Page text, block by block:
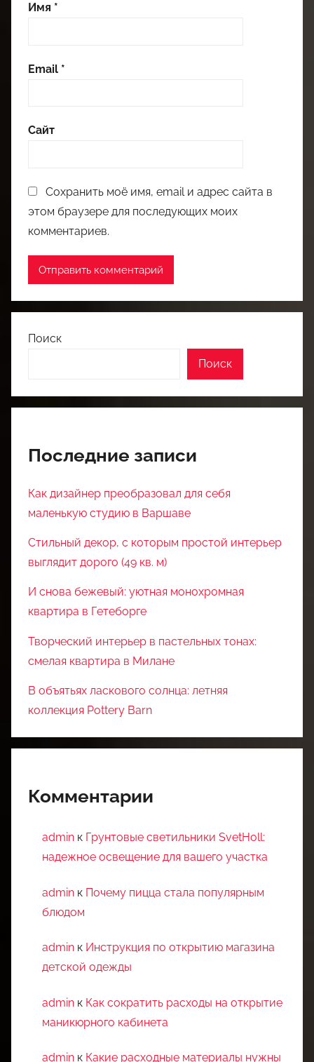
Имя *
Email *
Сайт
Сохранить моё имя, email и адрес сайта в
этом браузере для последующих моих
комментариев.
Поиск
Поиск
Последние записи
Как дизайнер преобразовал для себя
маленькую студию в Варшаве
Стильный декор, с которым простой интерьер
выглядит дорого (49 кв. м)
И снова бежевый: уютная монохромная
квартира в Гетеборге
Творческий интерьер в пастельных тонах:
смелая квартира в Милане
В объятьях ласкового солнца: летняя
коллекция Pottery Barn
Комментарии
admin к Грунтовые светильники SvetHoll:
надежное освещение для вашего участка
admin к Почему пицца стала популярным
блюдом
admin к Инструкция по открытию магазина
детской одежды
admin к Как сократить расходы на открытие
маникюрного кабинета
admin к Какие расходные материалы нужны